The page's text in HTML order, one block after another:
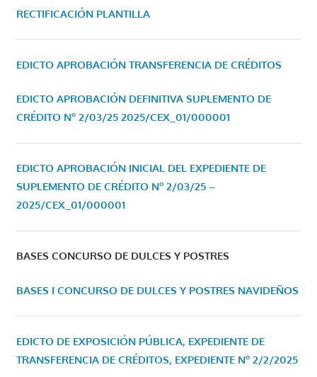
RECTIFICACIÓN PLANTILLA
EDICTO APROBACIÓN TRANSFERENCIA DE CRÉDITOS
EDICTO APROBACIÓN DEFINITIVA SUPLEMENTO DE
CRÉDITO Nº 2/03/25 2025/CEX_01/000001
EDICTO APROBACIÓN INICIAL DEL EXPEDIENTE DE
SUPLEMENTO DE CRÉDITO Nº 2/03/25 –
2025/CEX_01/000001
BASES CONCURSO DE DULCES Y POSTRES
BASES I CONCURSO DE DULCES Y POSTRES NAVIDEÑOS
EDICTO DE EXPOSICIÓN PÚBLICA, EXPEDIENTE DE
TRANSFERENCIA DE CRÉDITOS, EXPEDIENTE Nº 2/2/2025